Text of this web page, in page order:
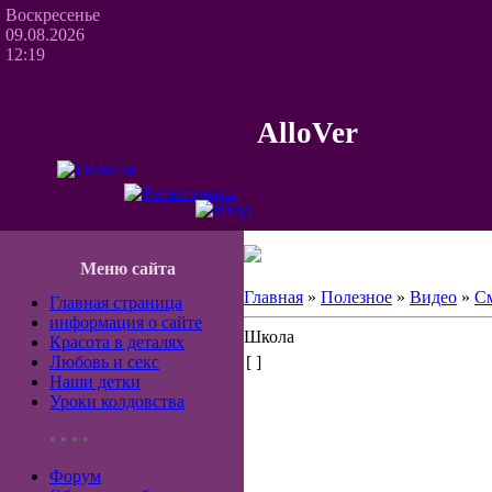
Воскресенье
09.08.2026
12:19
AlloVer
Меню сайта
Главная страница
информация о сайте
Красота в деталях
Любовь и секс
Наши детки
Уроки колдовства
• • • •
Форум
Главная » Полезное » Видео »
Школа
[ ]